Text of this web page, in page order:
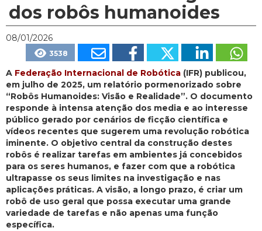
dos robôs humanoides
08/01/2026
3538
A Federação Internacional de Robótica (IFR) publicou,
em julho de 2025, um relatório pormenorizado sobre
“Robôs Humanoides: Visão e Realidade”. O documento
responde à intensa atenção dos media e ao interesse
público gerado por cenários de ficção científica e
vídeos recentes que sugerem uma revolução robótica
iminente. O objetivo central da construção destes
robôs é realizar tarefas em ambientes já concebidos
para os seres humanos, e fazer com que a robótica
ultrapasse os seus limites na investigação e nas
aplicações práticas. A visão, a longo prazo, é criar um
robô de uso geral que possa executar uma grande
variedade de tarefas e não apenas uma função
específica.